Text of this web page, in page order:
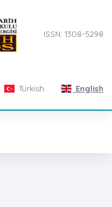
ISSN: 1308-5298
Turkish English